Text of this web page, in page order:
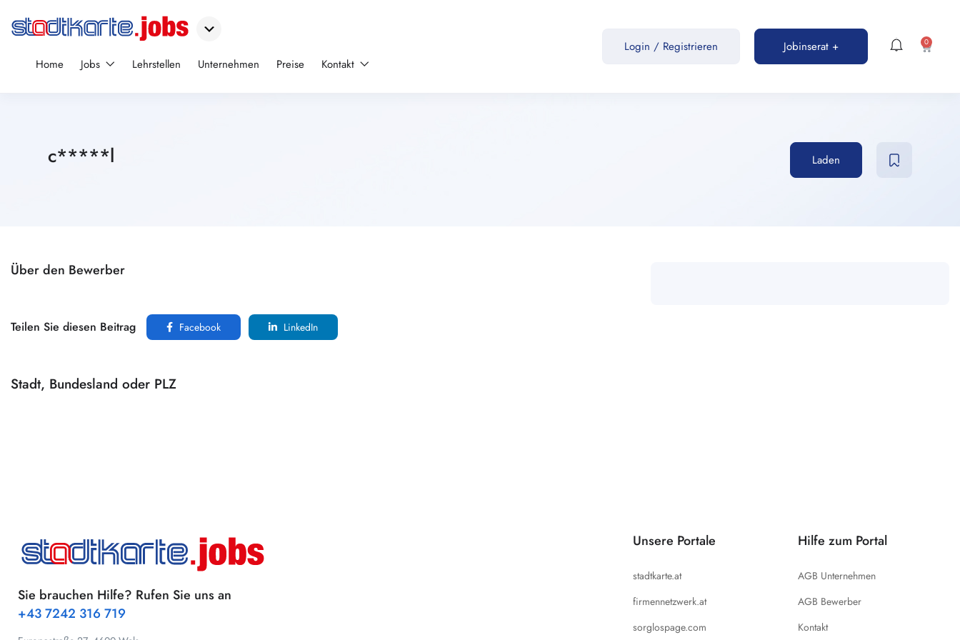
Home Jobs Lehrstellen Unternehmen Preise Kontakt
Login / Registrieren Jobinserat + 0
c*****l Laden
Über den Bewerber
Teilen Sie diesen Beitrag Facebook LinkedIn
Stadt, Bundesland oder PLZ
Sie brauchen Hilfe? Rufen Sie uns an
+43 7242 316 719
Unsere Portale
stadtkarte.at
firmennetzwerk.at
sorglospage.com
Hilfe zum Portal
AGB Unternehmen
AGB Bewerber
Kontakt